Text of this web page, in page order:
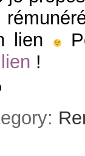
lien
!